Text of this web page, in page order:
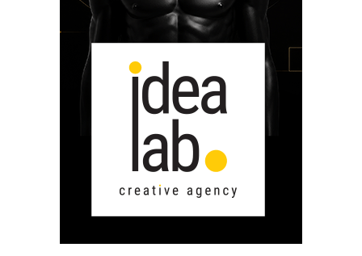
Descarca povestirea Floare
Download 101 Movie
Victor Sosea – Designer